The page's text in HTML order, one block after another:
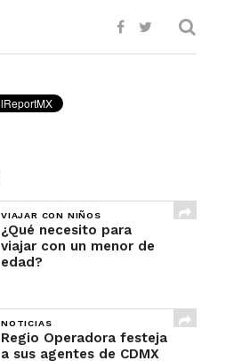
VIAJAR CON NIÑOS
¿Qué necesito para
viajar con un menor de
edad?
NOTICIAS
Regio Operadora festeja
a sus agentes de CDMX